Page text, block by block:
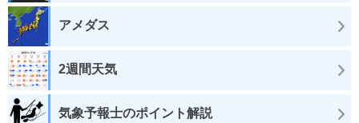
アメダス
2週間天気
気象予報士のポイント解説